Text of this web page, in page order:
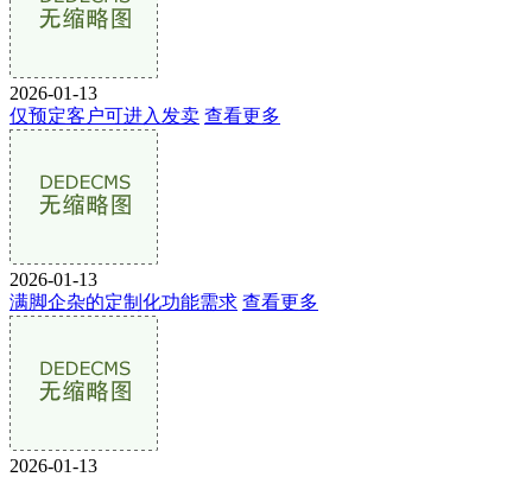
2026-01-13
仅预定客户可进入发卖 查看更多
2026-01-13
满脚企杂的定制化功能需求 查看更多
2026-01-13